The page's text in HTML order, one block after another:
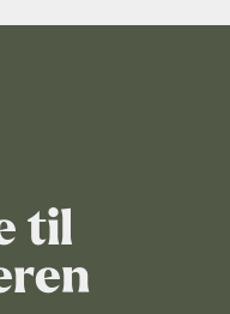
til